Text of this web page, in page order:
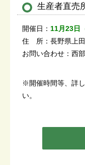
生産者直売
開催日： 11月23日
住 所：長野県上
お問い合わせ：西
※開催時間等、詳
い。